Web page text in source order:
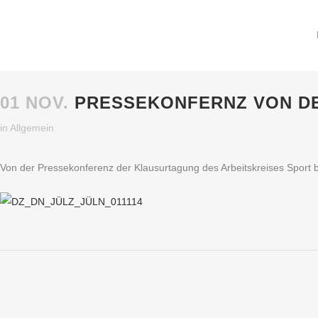
01 NOV. PRESSEKONFERNZ VON
in Allgemein
Von der Pressekonferenz der Klausurtagung des Arbeitskreises